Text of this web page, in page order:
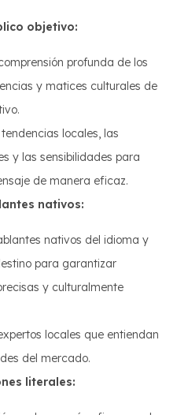
objetivo:
profunda de los
y matices culturales de
locales, las
y las sensibilidades para
de manera eficaz.
nativos:
nativos del idioma y
para garantizar
y culturalmente
locales que entiendan
del mercado.
literales: